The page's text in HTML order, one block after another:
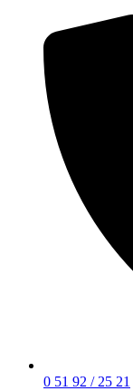
0 51 92 / 25 21